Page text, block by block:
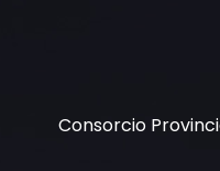
Consorcio